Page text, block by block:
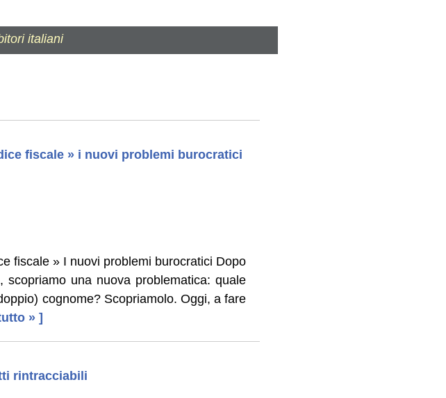
italiani
fiscale » i nuovi problemi burocratici
fiscale » I nuovi problemi burocratici Dopo
una nuova problematica: quale
cognome? Scopriamolo. Oggi, a fare
» ]
rintracciabili